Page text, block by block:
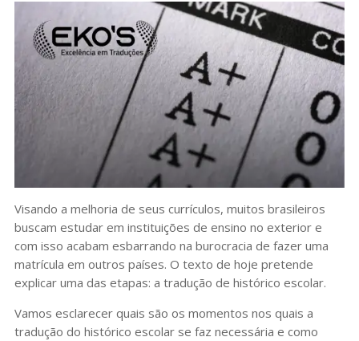
Visando a melhoria de seus currículos, muitos brasileiros
buscam estudar em instituições de ensino no exterior e
com isso acabam esbarrando na burocracia de fazer uma
matrícula em outros países. O texto de hoje pretende
explicar uma das etapas: a tradução de histórico escolar.
Vamos esclarecer quais são os momentos nos quais a
tradução do histórico escolar se faz necessária e como